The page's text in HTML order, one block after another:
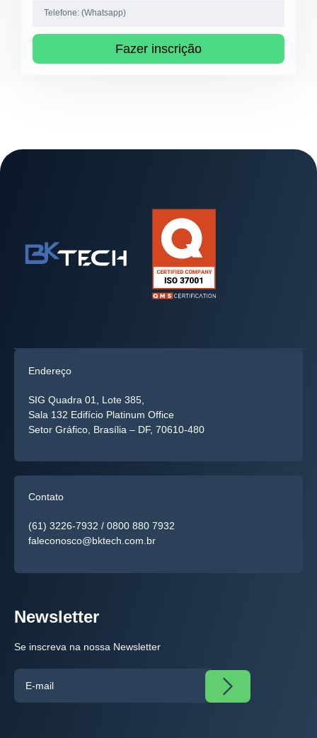
Fazer inscrição
Endereço
SIG Quadra 01, Lote 385,
Sala 132 Edifício Platinum Office
Setor Gráfico, Brasília – DF, 70610-480
Contato
(61) 3226-7932 / 0800 880 7932
faleconosco@bktech.com.br
Newsletter
Se inscreva na nossa Newsletter